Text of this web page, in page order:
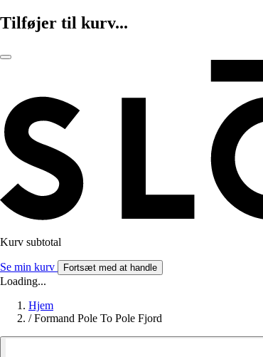
Tilføjer til kurv...
Kurv subtotal
Se min kurv Fortsæt med at handle
Loading...
Hjem
/ Formand Pole To Pole Fjord